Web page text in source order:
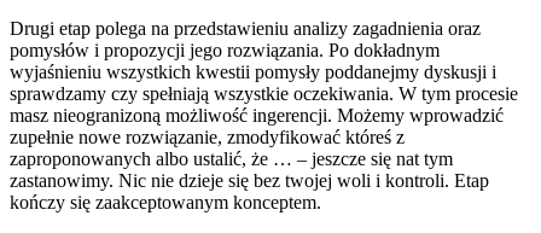
Drugi etap polega na przedstawieniu analizy zagadnienia oraz
pomysłów i propozycji jego rozwiązania. Po dokładnym
wyjaśnieniu wszystkich kwestii pomysły poddanejmy dyskusji i
sprawdzamy czy spełniają wszystkie oczekiwania. W tym procesie
masz nieogranizoną możliwość ingerencji. Możemy wprowadzić
zupełnie nowe rozwiązanie, zmodyfikować któreś z
zaproponowanych albo ustalić, że … – jeszcze się nat tym
zastanowimy. Nic nie dzieje się bez twojej woli i kontroli. Etap
kończy się zaakceptowanym konceptem.